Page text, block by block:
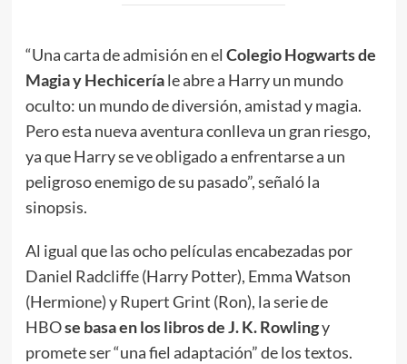
“Una carta de admisión en el Colegio Hogwarts de
Magia y Hechiceríale abre a Harry un mundo
oculto: un mundo de diversión, amistad y magia.
Pero esta nueva aventura conlleva un gran riesgo,
ya que Harry se ve obligado a enfrentarse a un
peligroso enemigo de su pasado”, señaló la
sinopsis.
Al igual que las ocho películas encabezadas por
Daniel Radcliffe (Harry Potter), Emma Watson
(Hermione) y Rupert Grint (Ron), la serie de
HBOse basa en los libros de J. K. Rowlingy
promete ser “una fiel adaptación” de los textos.